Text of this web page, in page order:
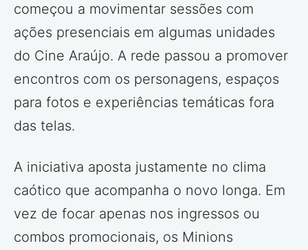
começou a movimentar sessões com
ações presenciais em algumas unidades
do Cine Araújo. A rede passou a promover
encontros com os personagens, espaços
para fotos e experiências temáticas fora
das telas.
A iniciativa aposta justamente no clima
caótico que acompanha o novo longa. Em
vez de focar apenas nos ingressos ou
combos promocionais, os Minions